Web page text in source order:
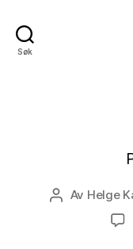
Søk
Av Helge